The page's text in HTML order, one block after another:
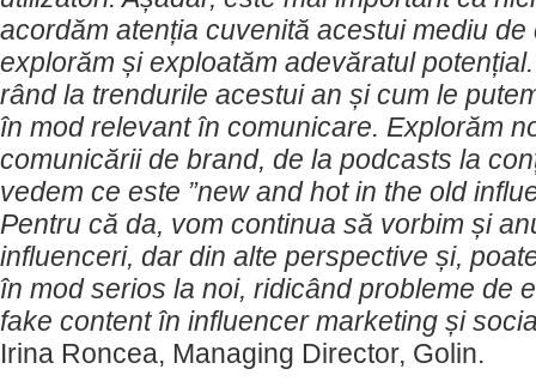
acordăm atenția cuvenită acestui mediu
explorăm și exploatăm adevăratul
rând la trendurile acestui an și cum le
în mod relevant în comunicare. Explorăm
comunicării de brand, de la podcasts la
vedem ce este ”new and hot in the old
Pentru că da, vom continua să vorbim și
influenceri, dar din alte perspective și,
în mod serios la noi, ridicând probleme de
fake content în influencer marketing și
Irina Roncea, Managing Director, Golin.